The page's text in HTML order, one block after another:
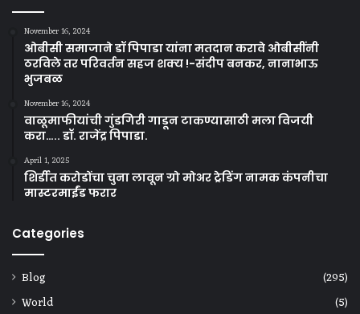
November 16, 2024
ओबीसी समाजाने डॉ पिपाडा यांना मतदान करावे ओबीसींनी
ठरविले तर परिवर्तन सहज शक्य !-संदीप बनकर, नानाभाऊ
भुजबळ
November 16, 2024
वाळूमाफीयांची गुंडगिरी गाडून टाकण्यासाठी मला विजयी
करा….. डॉ. राजेंद्र पिपाडा.
April 1, 2025
शिर्डीत करोडोंचा चुना लावून ग्रो मोअर ट्रेडिंग नामक कंपनीचा
मास्टरमाईंड फरार
Categories
Blog
(295)
World
(5)